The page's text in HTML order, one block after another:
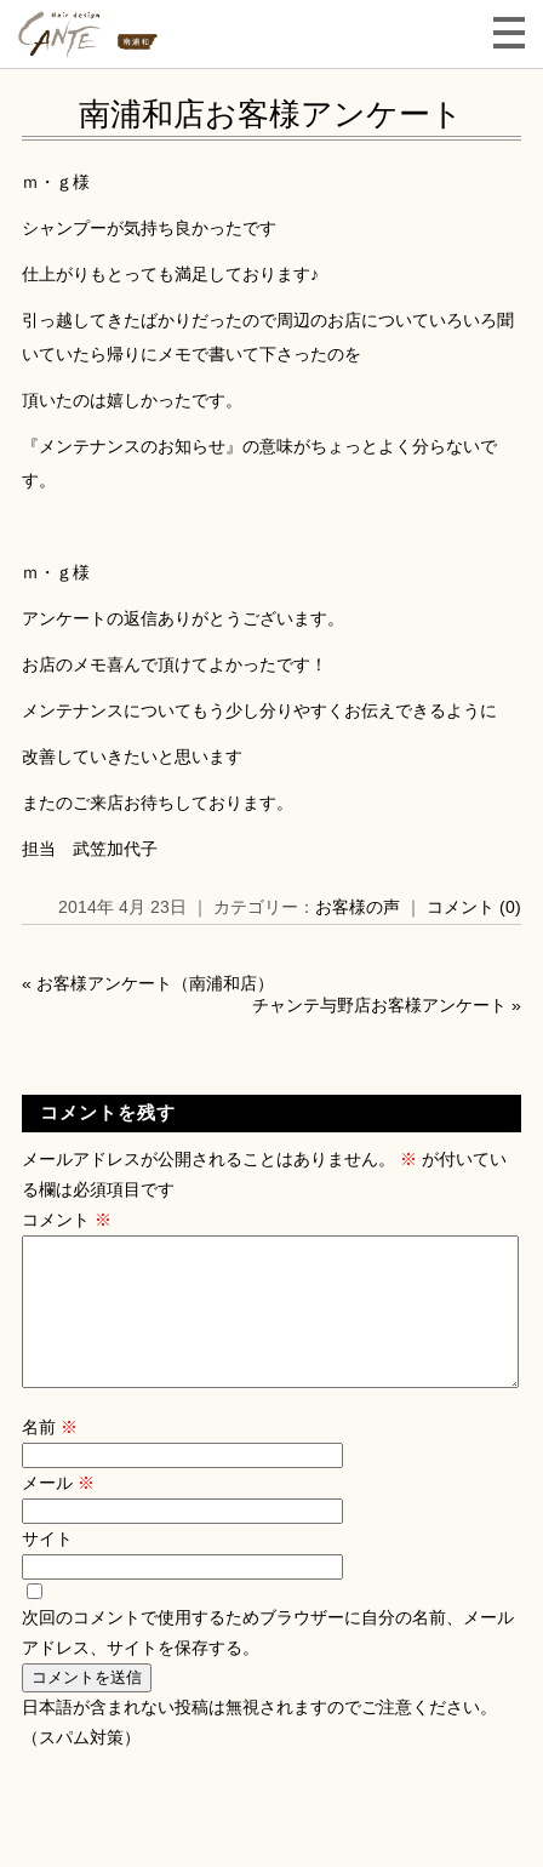
南浦和店お客様アンケート
ｍ・ｇ様
シャンプーが気持ち良かったです
仕上がりもとっても満足しております♪
引っ越してきたばかりだったので周辺のお店についていろいろ聞
いていたら帰りにメモで書いて下さったのを
頂いたのは嬉しかったです。
『メンテナンスのお知らせ』の意味がちょっとよく分らないで
す。
ｍ・ｇ様
アンケートの返信ありがとうございます。
お店のメモ喜んで頂けてよかったです！
メンテナンスについてもう少し分りやすくお伝えできるように
改善していきたいと思います
またのご来店お待ちしております。
担当 武笠加代子
2014年 4月 23日 ｜ カテゴリー： お客様の声 ｜ コメント (0)
« お客様アンケート（南浦和店）
チャンテ与野店お客様アンケート »
コメントを残す
メールアドレスが公開されることはありません。 ※ が付いてい
る欄は必須項目です
コメント ※
名前 ※
メール ※
サイト
次回のコメントで使用するためブラウザーに自分の名前、メール
アドレス、サイトを保存する。
日本語が含まれない投稿は無視されますのでご注意ください。
（スパム対策）